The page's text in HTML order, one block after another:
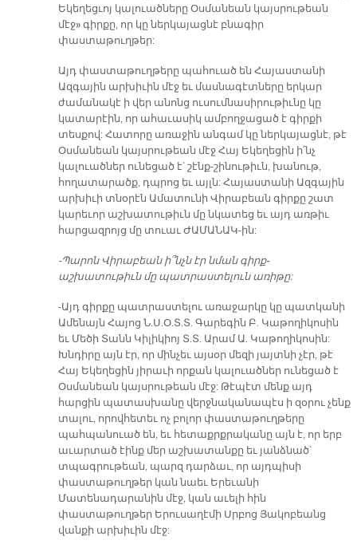
Եկեղեցւոյ կալուածները Օսմանեան կայսրութեան
մէջ» գիրքը, որ կը ներկայացնէ բնագիր
փաստաթուղթեր:
Այդ փաստաթուղթերը պահուած են Հայաստանի
Ազգային արխիւին մէջ եւ մասնագէտները երկար
ժամանակէ ի վեր անոնց ուսումնասիրութիւնը կը
կատարէին, որ ահաւասիկ ամբողջացած է գիրքի
տեսքով: Հատորը առաջին անգամ կը ներկայացնէ, թէ
Օսմանեան կայսրութեան մէջ Հայ Եկեղեցին ի՛նչ
կալուածներ ունեցած է՝ շէնք-շինութիւն, խանութ,
հողատարածք, դպրոց եւ այլն: Հայաստանի Ազգային
արխիւի տնօրէն Ամատունի Վիրաբեան գիրքը շատ
կարեւոր աշխատութիւն մը նկատեց եւ այդ առթիւ
հարցազրոյց մը տուաւ ԺԱՄԱՆԱԿ-ին:
-Պարոն Վիրաբեան ի՞նչն էր նման գիրք-
աշխատութիւն մը պատրաստելուն առիթը:
-Այդ գիրքը պատրաստելու առաջարկը կը պատկանի
Ամենայն Հայոց Ն.Ս.Օ.Տ.Տ. Գարեգին Բ. Կաթողիկոսին
եւ Մեծի Տանն Կիլիկիոյ Տ.Տ. Արամ Ա. Կաթողիկոսին:
Խնդիրը այն էր, որ մինչեւ այսօր մեզի յայտնի չէր, թէ
Հայ Եկեղեցին յիրաւի որքան կալուածներ ունեցած է
Օսմանեան կայսրութեան մէջ: Թէպէտ մենք այդ
հարցին պատասխանը վերջնականապէս ի զօրու չենք
տալու, որովհետեւ ոչ բոլոր փաստաթուղթերը
պահպանուած են, եւ հետաքրքրականը այն է, որ երբ
աւարտած էինք մեր աշխատանքը եւ յանձնած՝
տպագրութեան, պարզ դարձաւ, որ այդպիսի
փաստաթուղթեր կան նաեւ Երեւանի
Մատենադարանին մէջ, կան աւելի հին
փաստաթուղթեր Երուսաղէմի Սրբոց Յակոբեանց
վանքի արխիւին մէջ: